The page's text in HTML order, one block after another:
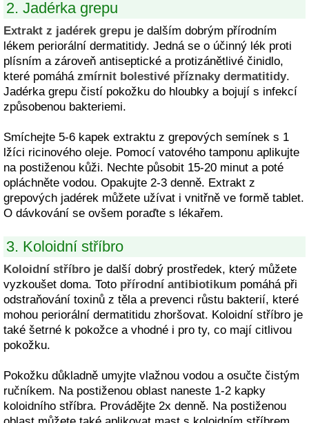
2. Jadérka grepu
Extrakt z jadérek grepu je dalším dobrým přírodním
lékem periorální dermatitidy. Jedná se o účinný lék proti
plísním a zároveň antiseptické a protizánětlivé činidlo,
které pomáhá zmírnit bolestivé příznaky dermatitidy.
Jadérka grepu čistí pokožku do hloubky a bojují s infekcí
způsobenou bakteriemi.
Smíchejte 5-6 kapek extraktu z grepových semínek s 1
lžíci ricinového oleje. Pomocí vatového tamponu aplikujte
na postiženou kůži. Nechte působit 15-20 minut a poté
opláchněte vodou. Opakujte 2-3 denně. Extrakt z
grepových jadérek můžete užívat i vnitřně ve formě tablet.
O dávkování se ovšem poraďte s lékařem.
3. Koloidní stříbro
Koloidní stříbro je další dobrý prostředek, který můžete
vyzkoušet doma. Toto přírodní antibiotikum pomáhá při
odstraňování toxinů z těla a prevenci růstu bakterií, které
mohou periorální dermatitidu zhoršovat. Koloidní stříbro je
také šetrné k pokožce a vhodné i pro ty, co mají citlivou
pokožku.
Pokožku důkladně umyjte vlažnou vodou a osučte čistým
ručníkem. Na postiženou oblast naneste 1-2 kapky
koloidního stříbra. Provádějte 2x denně. Na postiženou